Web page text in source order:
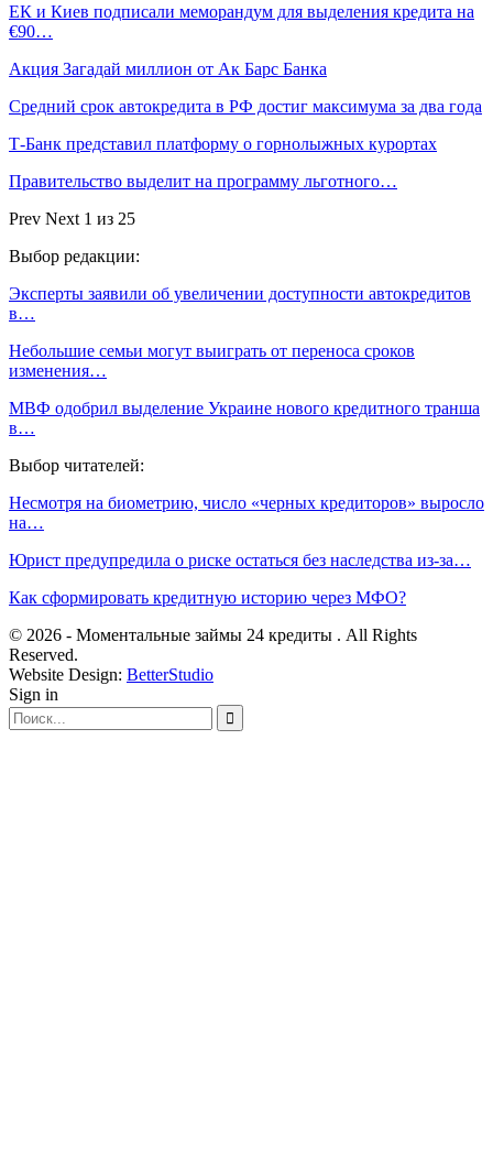
ЕК и Киев подписали меморандум для выделения кредита на
€90…
Акция Загадай миллион от Ак Барс Банка
Средний срок автокредита в РФ достиг максимума за два года
Т-Банк представил платформу о горнолыжных курортах
Правительство выделит на программу льготного…
Prev Next 1 из 25
Выбор редакции:
Эксперты заявили об увеличении доступности автокредитов
в…
Небольшие семьи могут выиграть от переноса сроков
изменения…
МВФ одобрил выделение Украине нового кредитного транша
в…
Выбор читателей:
Несмотря на биометрию, число «черных кредиторов» выросло
на…
Юрист предупредила о риске остаться без наследства из-за…
Как сформировать кредитную историю через МФО?
© 2026 - Моментальные займы 24 кредиты . All Rights
Reserved.
Website Design: BetterStudio
Sign in